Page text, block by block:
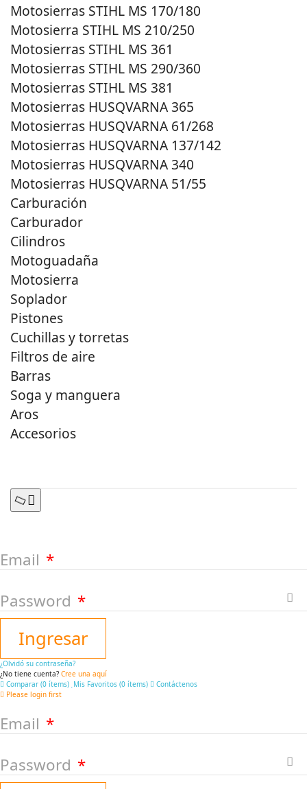
Motosierras STIHL MS 170/180
Motosierra STIHL MS 210/250
Motosierras STIHL MS 361
Motosierras STIHL MS 290/360
Motosierras STIHL MS 381
Motosierras HUSQVARNA 365
Motosierras HUSQVARNA 61/268
Motosierras HUSQVARNA 137/142
Motosierras HUSQVARNA 340
Motosierras HUSQVARNA 51/55
Carburación
Carburador
Cilindros
Motoguadaña
Motosierra
Soplador
Pistones
Cuchillas y torretas
Filtros de aire
Barras
Soga y manguera
Aros
Accesorios
Email
Password
Ingresar
¿Olvidó su contraseña?
¿No tiene cuenta? Cree una aquí
Comparar (0 ítems) Mis Favoritos (0 ítems)
Contáctenos
Please login first
Email
Password